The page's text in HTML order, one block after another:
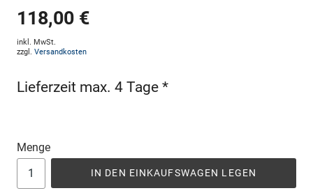
118,00 €
inkl. MwSt.
zzgl. Versandkosten
Lieferzeit max. 4 Tage *
Menge
IN DEN EINKAUFSWAGEN LEGEN